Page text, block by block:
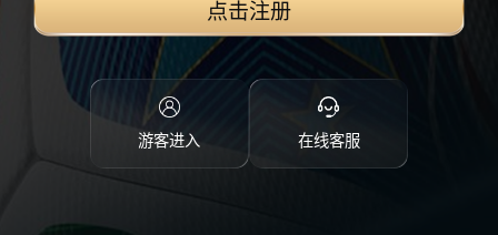
点击注册
游客进入 在线客服